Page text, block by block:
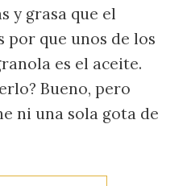
y grasa que el
por que unos de los
es el aceite.
Bueno, pero
ni una sola gota de